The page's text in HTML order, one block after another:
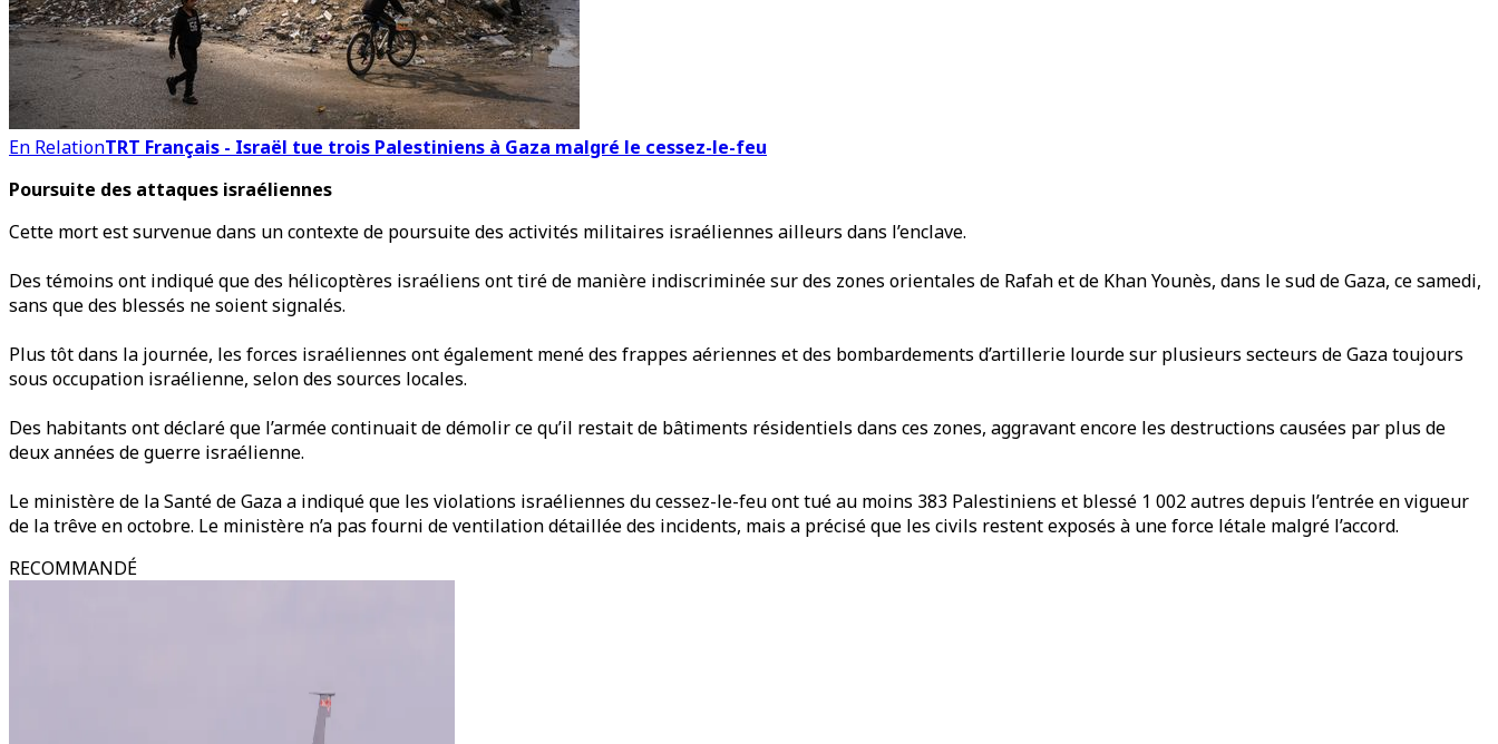
En RelationTRT Français - Israël tue trois Palestiniens à Gaza malgré le cessez-le-feu
Poursuite des attaques israéliennes
Cette mort est survenue dans un contexte de poursuite des activités militaires israéliennes ailleurs dans l’enclave.
Des témoins ont indiqué que des hélicoptères israéliens ont tiré de manière indiscriminée sur des zones orientales de Rafah et de Khan Younès, dans le sud de Gaza, ce samedi,
sans que des blessés ne soient signalés.
Plus tôt dans la journée, les forces israéliennes ont également mené des frappes aériennes et des bombardements d’artillerie lourde sur plusieurs secteurs de Gaza toujours
sous occupation israélienne, selon des sources locales.
Des habitants ont déclaré que l’armée continuait de démolir ce qu’il restait de bâtiments résidentiels dans ces zones, aggravant encore les destructions causées par plus de
deux années de guerre israélienne.
Le ministère de la Santé de Gaza a indiqué que les violations israéliennes du cessez-le-feu ont tué au moins 383 Palestiniens et blessé 1 002 autres depuis l’entrée en vigueur
de la trêve en octobre. Le ministère n’a pas fourni de ventilation détaillée des incidents, mais a précisé que les civils restent exposés à une force létale malgré l’accord.
RECOMMANDÉ